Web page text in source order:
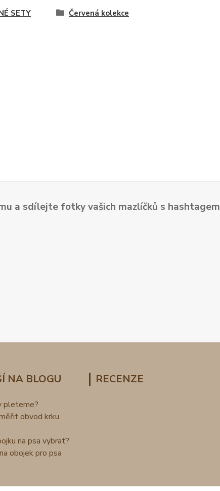
SETY Červená kolekce
a sdílejte fotky vašich mazlíčků s hashtagem
NA BLOGU
pleteme?
obvod krku
na psa vybrat?
obojek pro psa
RECENZE